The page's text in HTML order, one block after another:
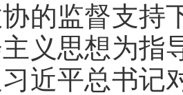
的监督支持
义思想为指
近平总书记